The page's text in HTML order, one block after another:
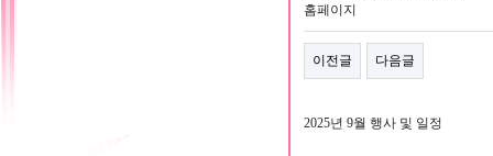
홈페이지
이전글 다음글
2025년 9월 행사 및 일정